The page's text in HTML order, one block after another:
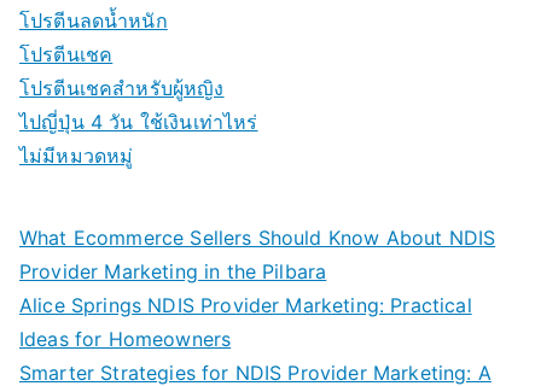
โปรตีนลดน้ำหนัก
โปรตีนเชค
โปรตีนเชคสำหรับผู้หญิง
ไปญี่ปุ่น 4 วัน ใช้เงินเท่าไหร่
ไม่มีหมวดหมู่
What Ecommerce Sellers Should Know About NDIS
Provider Marketing in the Pilbara
Alice Springs NDIS Provider Marketing: Practical
Ideas for Homeowners
Smarter Strategies for NDIS Provider Marketing: A